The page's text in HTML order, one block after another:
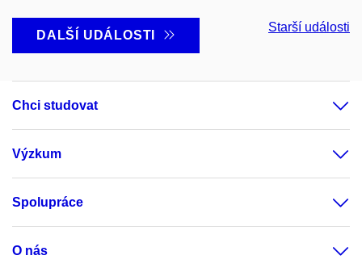
DALŠÍ UDÁLOSTI
Starší události
Chci studovat
Výzkum
Spolupráce
O nás